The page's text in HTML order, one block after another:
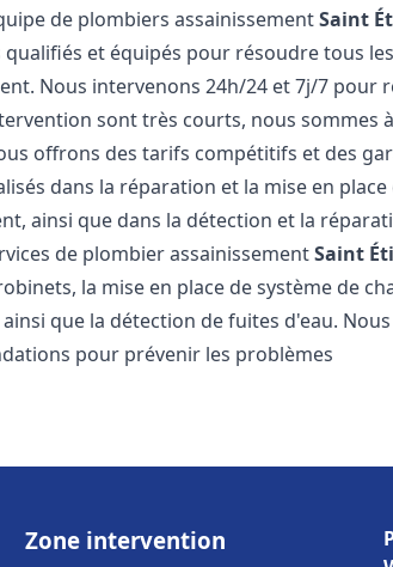
de plombiers assainissementSaint
et équipés pour résoudre tous
Nous intervenons 24h/24 et 7j/7 pour
sont très courts, nous sommes
offrons des tarifs compétitifs et des
dans la réparation et la mise en
ainsi que dans la détection et la
de plombier assainissementSaint
la mise en place de système de
que la détection de fuites d'eau.
pour prévenir les problèmes
Zone intervention